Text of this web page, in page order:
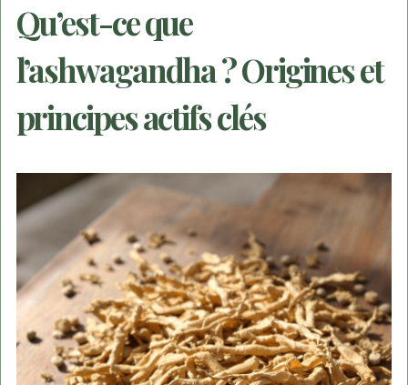
Qu’est-ce que
l’ashwagandha ? Origines et
principes actifs clés